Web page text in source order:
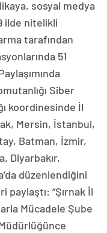
sosyal medya
ilde nitelikli
tarafından
51
Siber
koordinesinde İl
Mersin, İstanbul,
Batman, İzmir,
Diyarbakır,
düzenlendiğini
“Şırnak İl
Mücadele Şube